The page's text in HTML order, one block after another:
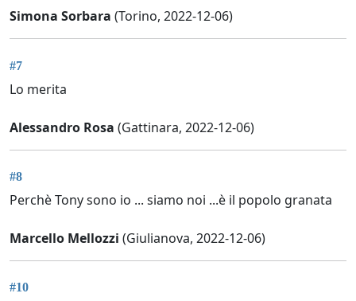
Simona Sorbara (Torino, 2022-12-06)
#7
Lo merita
Alessandro Rosa (Gattinara, 2022-12-06)
#8
Perchè Tony sono io ... siamo noi ...è il popolo granata
Marcello Mellozzi (Giulianova, 2022-12-06)
#10